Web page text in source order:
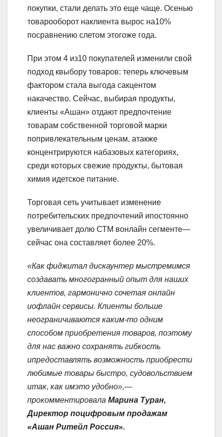
покупки, стали делать это еще чаще. Осенью
товарооборот наклиента вырос на10%
посравнению слетом этогоже года.
При этом 4 из10 покупателей изменили свой
подход квыбору товаров: теперь ключевым
фактором стала выгода сакцентом
накачество. Сейчас, выбирая продукты,
клиенты «Ашан» отдают предпочтение
товарам собственной торговой марки
попривлекательным ценам, атакже
концентрируются набазовых категориях,
среди которых свежие продукты, бытовая
химия идетское питание.
Торговая сеть учитывает изменение
потребительских предпочтений ипостоянно
увеличивает долю СТМ вонлайн сегменте—
сейчас она составляет более 20%.
«Как фиджитал дискаунтер мыстремимся
создавать многогранный опыт для наших
клиентов, гармонично сочетая онлайн
иофлайн сервисы. Клиенты больше
неограничиваются каким-то одним
способом приобретения товаров, поэтому
для нас важно сохранять гибкость
ипредоставлять возможность приобрести
любимые товары быстро, судовольствием
итак, как имэто удобно»,—
прокомментировала Марина Туран,
Директор поцифровым продажам
«Ашан Ритейл Россия».